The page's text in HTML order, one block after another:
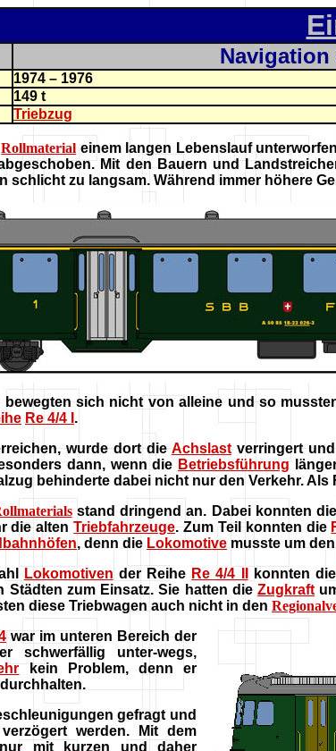
Navigation
1974 – 1976
149 t
Triebzug
Rollmaterial einem langen Lebenslauf
Mit den Bauern und
schlicht zu langsam. Während immer höhere
bewegten sich nicht von alleine und so
Re 4/4 I .
wurde dort die Achslastverringert
dann, wenn die Betriebsführung
behinderte dabei nicht nur den Verkehr. Als
stand dringend an. Dabei konnten
die altenTriebfahrzeuge. Zum Teil konnten die
, denn die Lokomotive musste um
Lokomotiven der Reihe Re 4/4 II konnten
Städten zum Einsatz. Sie hatten dieZugkraft
diese Triebwagen auch nicht in den
war im unteren Bereich der
schwerfällig unter-wegs,
kein Problem, denn er
gefragt und
werden. Mit dem
mit kurzen und daher